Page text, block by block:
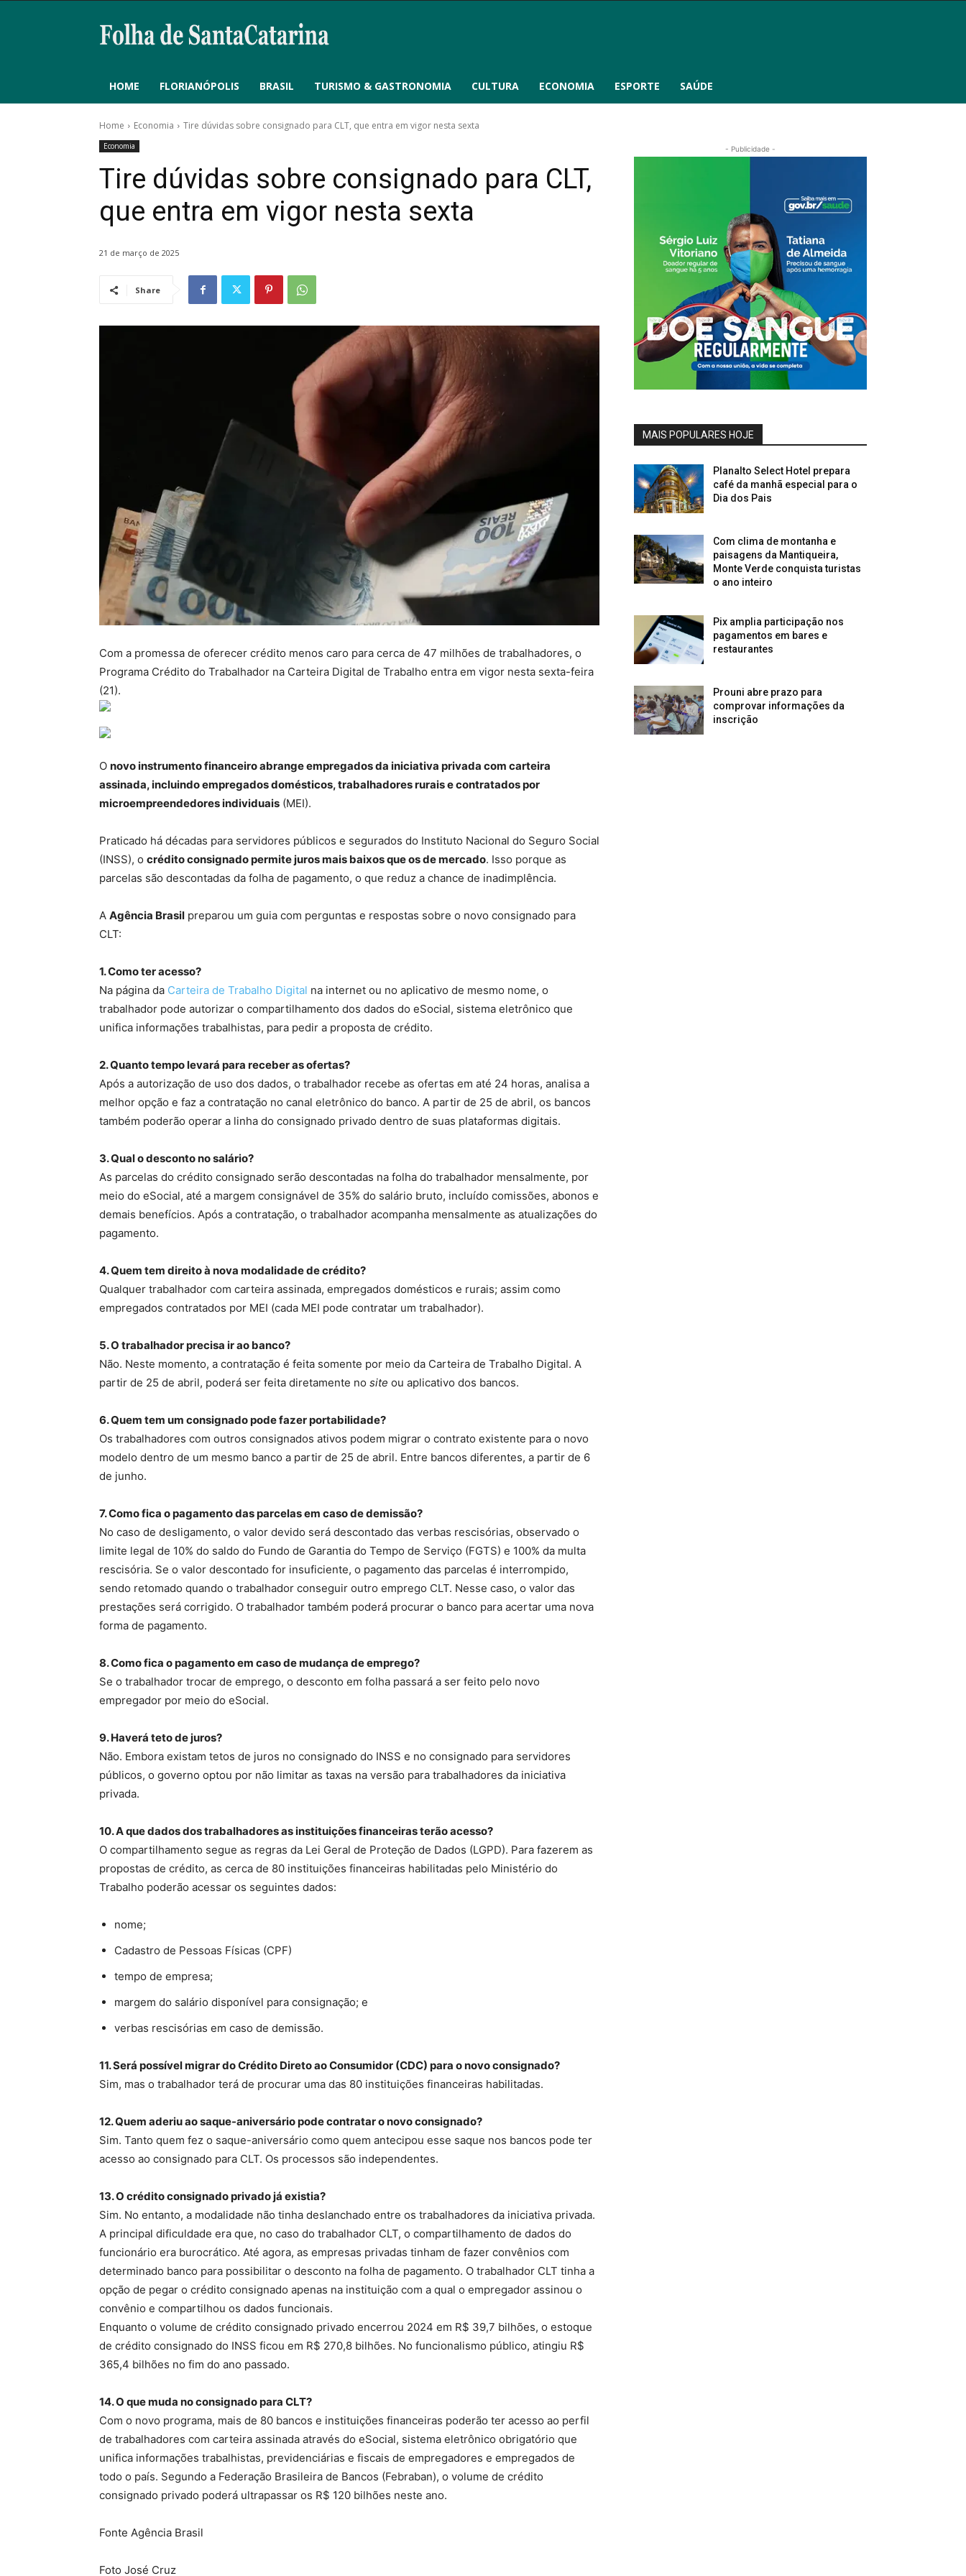
HOME FLORIANÓPOLIS BRASIL TURISMO & GASTRONOMIA CULTURA ECONOMIA ESPORTE SAÚDE
Home Economia Tire dúvidas sobre consignado para CLT, que entra em vigor nesta sexta
Economia
Tire dúvidas sobre consignado para CLT,
que entra em vigor nesta sexta
21 de março de 2025
Share
Com a promessa de oferecer crédito menos caro para cerca de 47 milhões de trabalhadores, o
Programa Crédito do Trabalhador na Carteira Digital de Trabalho entra em vigor nesta sexta-feira
(21).
O novo instrumento financeiro abrange empregados da iniciativa privada com carteira
assinada, incluindo empregados domésticos, trabalhadores rurais e contratados por
microempreendedores individuais (MEI).
Praticado há décadas para servidores públicos e segurados do Instituto Nacional do Seguro Social
(INSS), o crédito consignado permite juros mais baixos que os de mercado. Isso porque as
parcelas são descontadas da folha de pagamento, o que reduz a chance de inadimplência.
A Agência Brasil preparou um guia com perguntas e respostas sobre o novo consignado para
CLT:
1. Como ter acesso?
Na página da Carteira de Trabalho Digital na internet ou no aplicativo de mesmo nome, o
trabalhador pode autorizar o compartilhamento dos dados do eSocial, sistema eletrônico que
unifica informações trabalhistas, para pedir a proposta de crédito.
2. Quanto tempo levará para receber as ofertas?
Após a autorização de uso dos dados, o trabalhador recebe as ofertas em até 24 horas, analisa a
melhor opção e faz a contratação no canal eletrônico do banco. A partir de 25 de abril, os bancos
também poderão operar a linha do consignado privado dentro de suas plataformas digitais.
3. Qual o desconto no salário?
As parcelas do crédito consignado serão descontadas na folha do trabalhador mensalmente, por
meio do eSocial, até a margem consignável de 35% do salário bruto, incluído comissões, abonos e
demais benefícios. Após a contratação, o trabalhador acompanha mensalmente as atualizações do
pagamento.
4. Quem tem direito à nova modalidade de crédito?
Qualquer trabalhador com carteira assinada, empregados domésticos e rurais; assim como
empregados contratados por MEI (cada MEI pode contratar um trabalhador).
5. O trabalhador precisa ir ao banco?
Não. Neste momento, a contratação é feita somente por meio da Carteira de Trabalho Digital. A
partir de 25 de abril, poderá ser feita diretamente no site ou aplicativo dos bancos.
6. Quem tem um consignado pode fazer portabilidade?
Os trabalhadores com outros consignados ativos podem migrar o contrato existente para o novo
modelo dentro de um mesmo banco a partir de 25 de abril. Entre bancos diferentes, a partir de 6
de junho.
7. Como fica o pagamento das parcelas em caso de demissão?
No caso de desligamento, o valor devido será descontado das verbas rescisórias, observado o
limite legal de 10% do saldo do Fundo de Garantia do Tempo de Serviço (FGTS) e 100% da multa
rescisória. Se o valor descontado for insuficiente, o pagamento das parcelas é interrompido,
sendo retomado quando o trabalhador conseguir outro emprego CLT. Nesse caso, o valor das
prestações será corrigido. O trabalhador também poderá procurar o banco para acertar uma nova
forma de pagamento.
8. Como fica o pagamento em caso de mudança de emprego?
Se o trabalhador trocar de emprego, o desconto em folha passará a ser feito pelo novo
empregador por meio do eSocial.
9. Haverá teto de juros?
Não. Embora existam tetos de juros no consignado do INSS e no consignado para servidores
públicos, o governo optou por não limitar as taxas na versão para trabalhadores da iniciativa
privada.
10. A que dados dos trabalhadores as instituições financeiras terão acesso?
O compartilhamento segue as regras da Lei Geral de Proteção de Dados (LGPD). Para fazerem as
propostas de crédito, as cerca de 80 instituições financeiras habilitadas pelo Ministério do
Trabalho poderão acessar os seguintes dados:
nome;
Cadastro de Pessoas Físicas (CPF)
tempo de empresa;
margem do salário disponível para consignação; e
verbas rescisórias em caso de demissão.
11. Será possível migrar do Crédito Direto ao Consumidor (CDC) para o novo consignado?
Sim, mas o trabalhador terá de procurar uma das 80 instituições financeiras habilitadas.
12. Quem aderiu ao saque-aniversário pode contratar o novo consignado?
Sim. Tanto quem fez o saque-aniversário como quem antecipou esse saque nos bancos pode ter
acesso ao consignado para CLT. Os processos são independentes.
13. O crédito consignado privado já existia?
Sim. No entanto, a modalidade não tinha deslanchado entre os trabalhadores da iniciativa privada.
A principal dificuldade era que, no caso do trabalhador CLT, o compartilhamento de dados do
funcionário era burocrático. Até agora, as empresas privadas tinham de fazer convênios com
determinado banco para possibilitar o desconto na folha de pagamento. O trabalhador CLT tinha a
opção de pegar o crédito consignado apenas na instituição com a qual o empregador assinou o
convênio e compartilhou os dados funcionais.
Enquanto o volume de crédito consignado privado encerrou 2024 em R$ 39,7 bilhões, o estoque
de crédito consignado do INSS ficou em R$ 270,8 bilhões. No funcionalismo público, atingiu R$
365,4 bilhões no fim do ano passado.
14. O que muda no consignado para CLT?
Com o novo programa, mais de 80 bancos e instituições financeiras poderão ter acesso ao perfil
de trabalhadores com carteira assinada através do eSocial, sistema eletrônico obrigatório que
unifica informações trabalhistas, previdenciárias e fiscais de empregadores e empregados de
todo o país. Segundo a Federação Brasileira de Bancos (Febraban), o volume de crédito
consignado privado poderá ultrapassar os R$ 120 bilhões neste ano.
Fonte Agência Brasil
Foto José Cruz
- Publicidade -
MAIS POPULARES HOJE
Planalto Select Hotel prepara
café da manhã especial para o
Dia dos Pais
Com clima de montanha e
paisagens da Mantiqueira,
Monte Verde conquista turistas
o ano inteiro
Pix amplia participação nos
pagamentos em bares e
restaurantes
Prouni abre prazo para
comprovar informações da
inscrição